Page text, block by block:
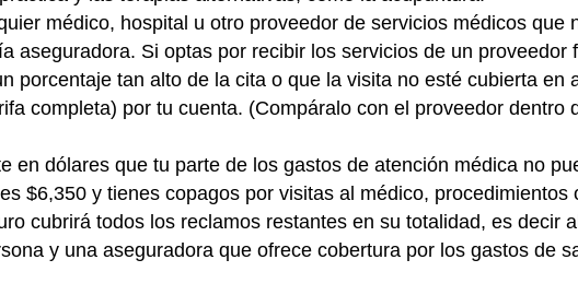
médico, hospital u otro proveedor de servicios médicos que
aseguradora. Si optas por recibir los servicios de un proveedor
porcentaje tan alto de la cita o que la visita no esté cubierta en
completa) por tu cuenta. (Compáralo con el proveedor dentro
en dólares que tu parte de los gastos de atención médica no
$6,350 y tienes copagos por visitas al médico, procedimientos
cubrirá todos los reclamos restantes en su totalidad, es decir
y una aseguradora que ofrece cobertura por los gastos de